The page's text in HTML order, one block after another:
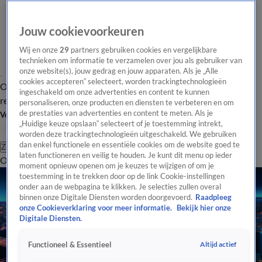
Overzicht Laatste nieuws Regionieuws Het beste van Hart
Tip de
redactie
Volg Hart van Nederland
Zoeken
OverzichtRegioUitzendingenWeerTip de redactiePanelVideo's
Jouw cookievoorkeuren
Wij en onze29 partners gebruiken cookies en vergelijkbare
technieken om informatie te verzamelen over jou als gebruiker van
onze website(s), jouw gedrag en jouw apparaten. Als je „Alle
cookies accepteren” selecteert, worden trackingtechnologieën
ingeschakeld om onze advertenties en content te kunnen
personaliseren, onze producten en diensten te verbeteren en om
de prestaties van advertenties en content te meten. Als je
„Huidige keuze opslaan” selecteert of je toestemming intrekt,
worden deze trackingtechnologieën uitgeschakeld. We gebruiken
dan enkel functionele en essentiële cookies om de website goed te
laten functioneren en veilig te houden. Je kunt dit menu op ieder
moment opnieuw openen om je keuzes te wijzigen of om je
toestemming in te trekken door op de link Cookie-instellingen
onder aan de webpagina te klikken. Je selecties zullen overal
binnen onze Digitale Diensten worden doorgevoerd. Raadpleeg
onze Cookieverklaring voor meer informatie.
Bekijk hier onze
Digitale Diensten.
Functioneel & Essentieel Altijd actief